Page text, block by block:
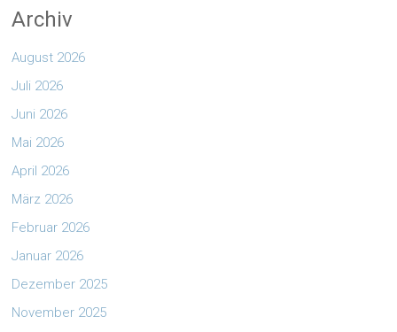
Archiv
August 2026
Juli 2026
Juni 2026
Mai 2026
April 2026
März 2026
Februar 2026
Januar 2026
Dezember 2025
November 2025